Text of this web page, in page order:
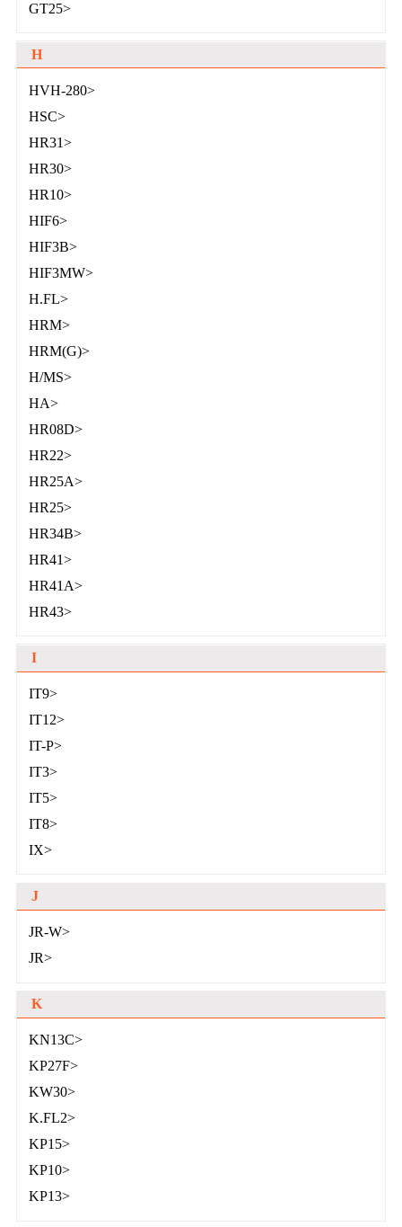
GT25>
H
HVH-280>
HSC>
HR31>
HR30>
HR10>
HIF6>
HIF3B>
HIF3MW>
H.FL>
HRM>
HRM(G)>
H/MS>
HA>
HR08D>
HR22>
HR25A>
HR25>
HR34B>
HR41>
HR41A>
HR43>
I
IT9>
IT12>
IT-P>
IT3>
IT5>
IT8>
IX>
J
JR-W>
JR>
K
KN13C>
KP27F>
KW30>
K.FL2>
KP15>
KP10>
KP13>